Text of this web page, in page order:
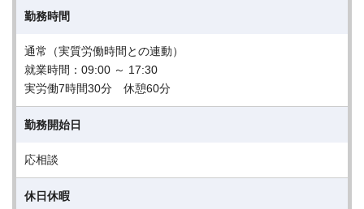
勤務時間
通常（実質労働時間との連動）
就業時間：09:00 ～ 17:30
実労働7時間30分 休憩60分
勤務開始日
応相談
休日休暇